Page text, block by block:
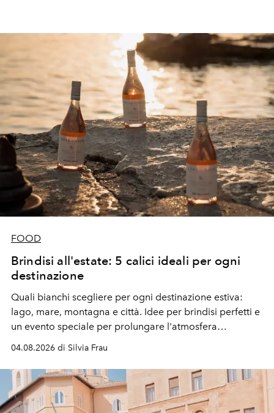
FOOD
Brindisi all'estate: 5 calici ideali per ogni
destinazione
Quali bianchi scegliere per ogni destinazione estiva:
lago, mare, montagna e città. Idee per brindisi perfetti e
un evento speciale per prolungare l'atmosfera
04.08.2026 di Silvia Frau